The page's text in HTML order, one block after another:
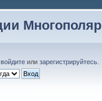
войдите или зарегистрируйтесь